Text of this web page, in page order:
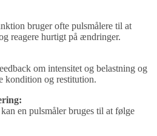
bruger ofte pulsmålere til at
reagere hurtigt på ændringer.
om intensitet og belastning og
kondition og restitution.
en pulsmåler bruges til at følge